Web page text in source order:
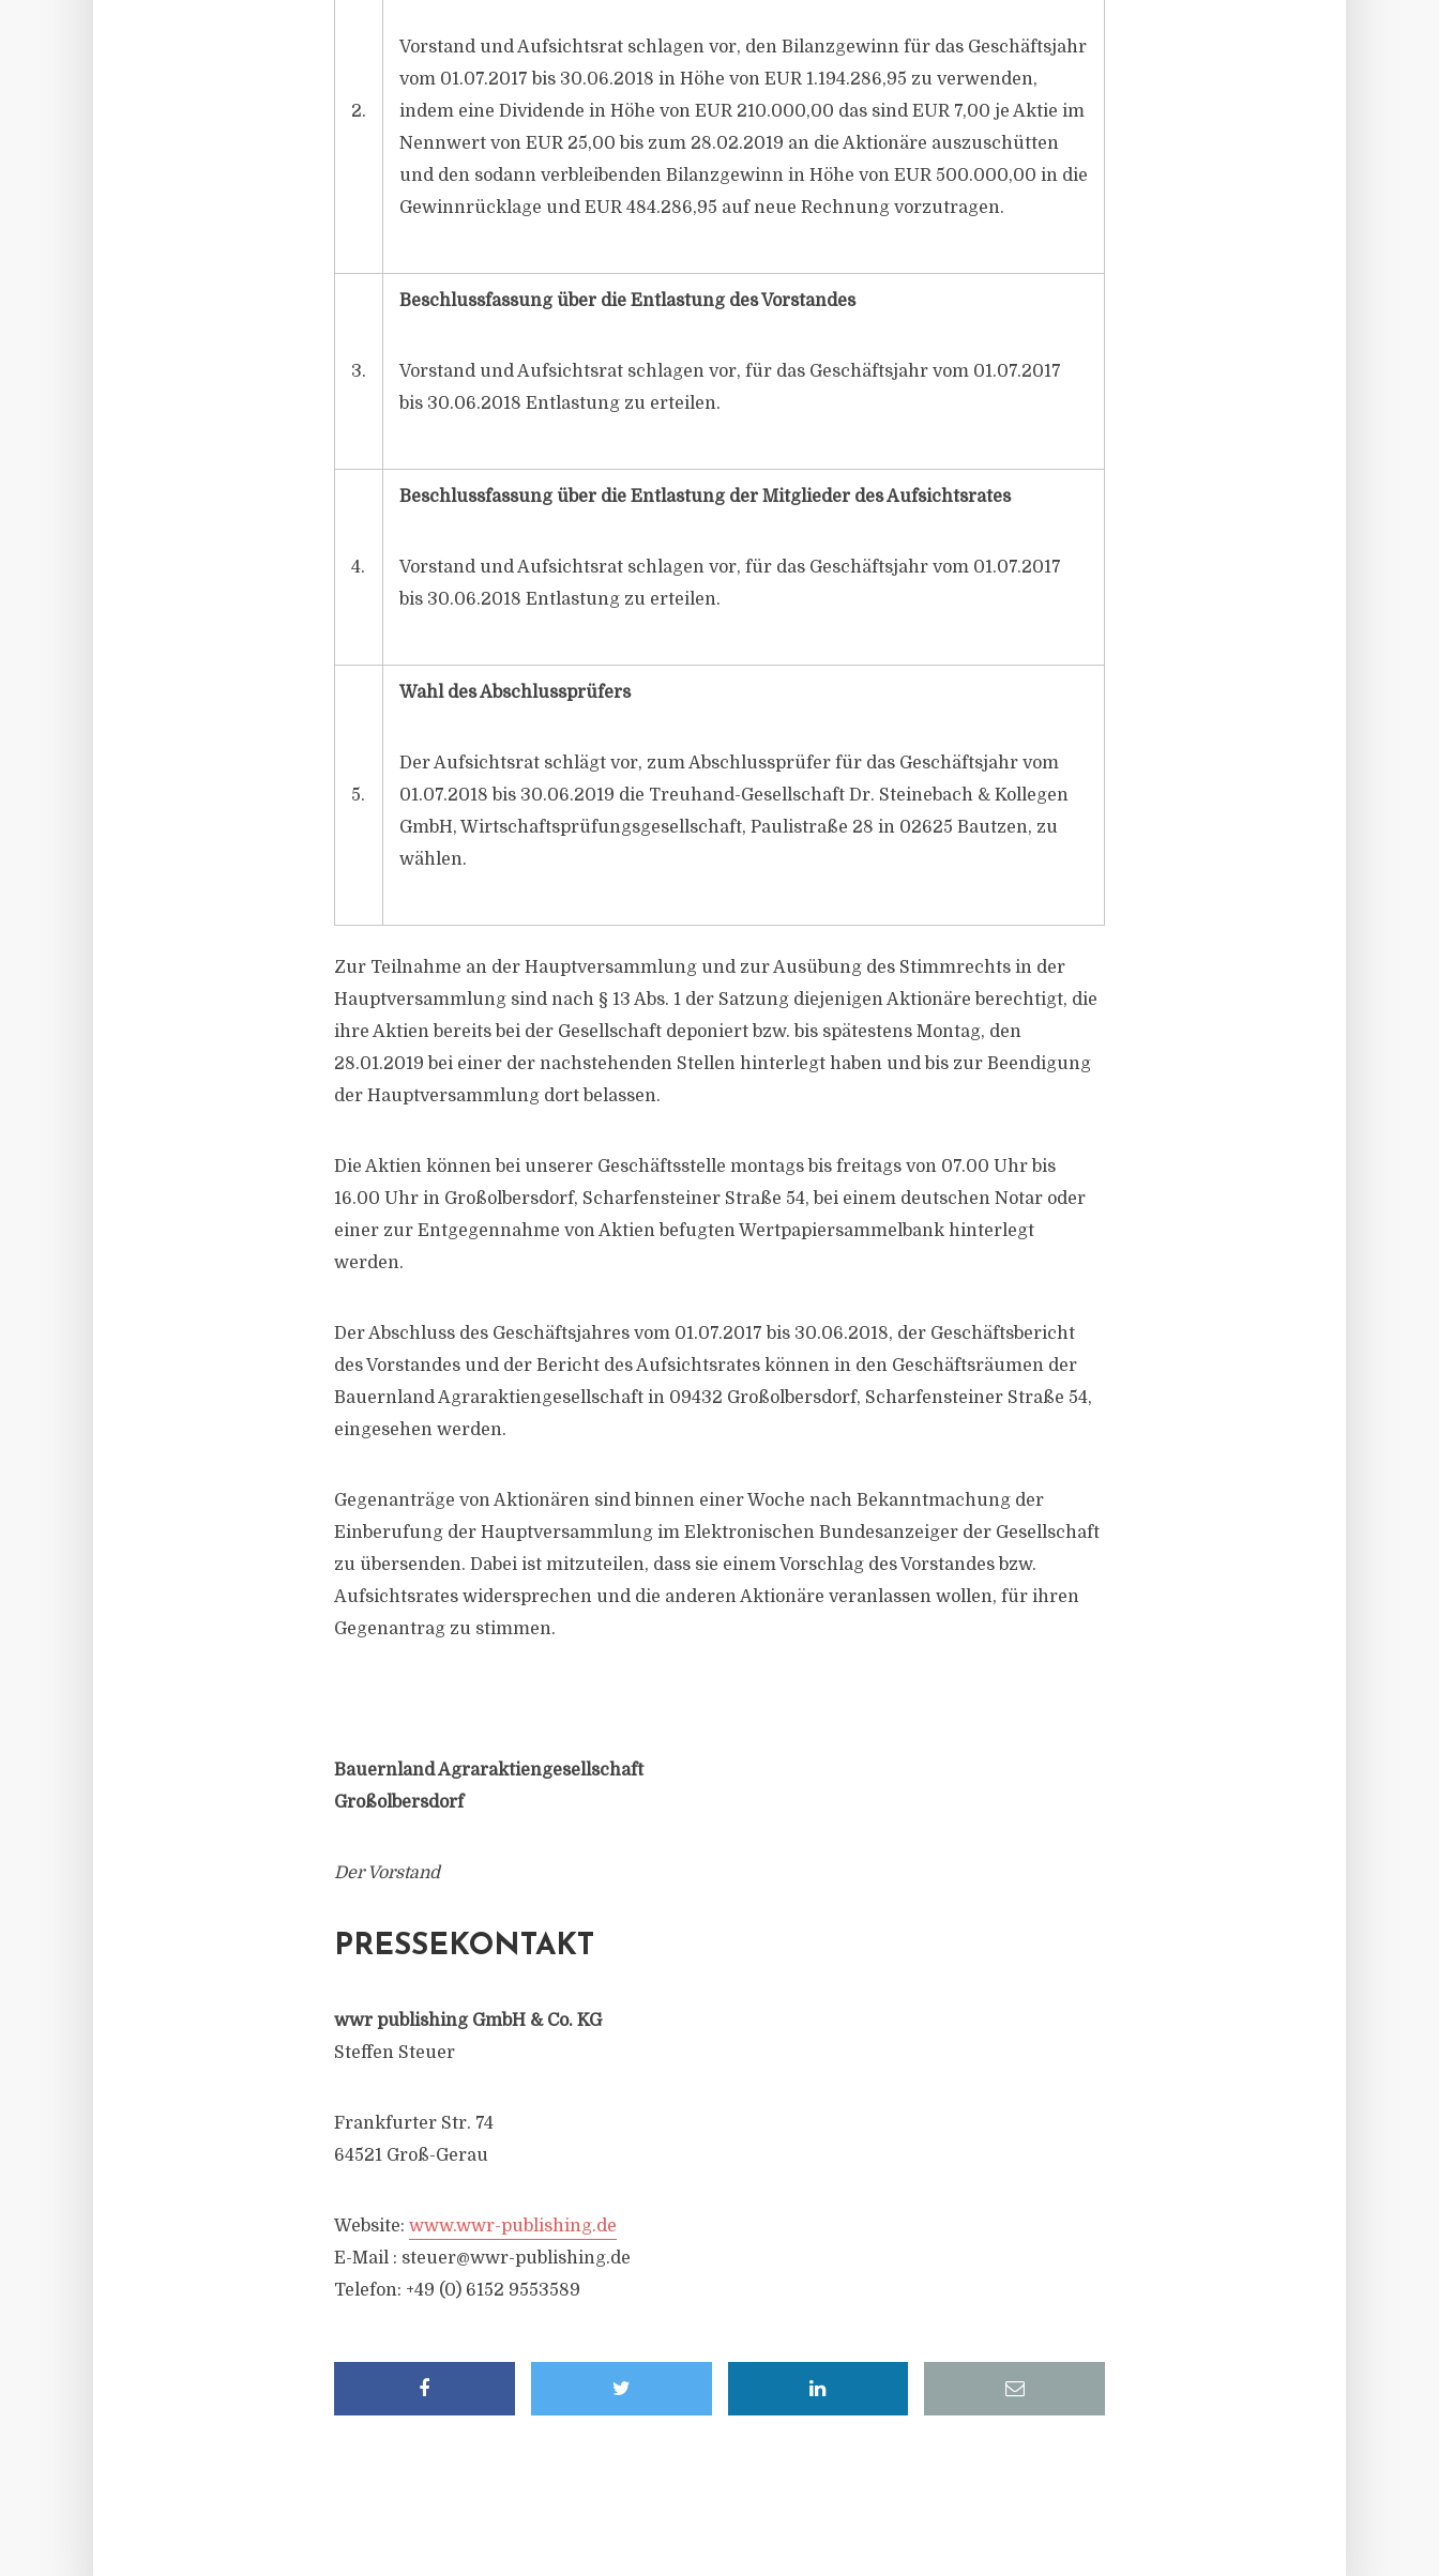
2.
Vorstand und Aufsichtsrat schlagen vor, den Bilanzgewinn für das Geschäftsjahr
vom 01.07.2017 bis 30.06.2018 in Höhe von EUR 1.194.286,95 zu verwenden,
indem eine Dividende in Höhe von EUR 210.000,00 das sind EUR 7,00 je Aktie im
Nennwert von EUR 25,00 bis zum 28.02.2019 an die Aktionäre auszuschütten
und den sodann verbleibenden Bilanzgewinn in Höhe von EUR 500.000,00 in die
Gewinnrücklage und EUR 484.286,95 auf neue Rechnung vorzutragen.
3.
Beschlussfassung über die Entlastung des Vorstandes
Vorstand und Aufsichtsrat schlagen vor, für das Geschäftsjahr vom 01.07.2017
bis 30.06.2018 Entlastung zu erteilen.
4.
Beschlussfassung über die Entlastung der Mitglieder des Aufsichtsrates
Vorstand und Aufsichtsrat schlagen vor, für das Geschäftsjahr vom 01.07.2017
bis 30.06.2018 Entlastung zu erteilen.
5.
Wahl des Abschlussprüfers
Der Aufsichtsrat schlägt vor, zum Abschlussprüfer für das Geschäftsjahr vom
01.07.2018 bis 30.06.2019 die Treuhand-Gesellschaft Dr. Steinebach & Kollegen
GmbH, Wirtschaftsprüfungsgesellschaft, Paulistraße 28 in 02625 Bautzen, zu
wählen.
Zur Teilnahme an der Hauptversammlung und zur Ausübung des Stimmrechts in der
Hauptversammlung sind nach § 13 Abs. 1 der Satzung diejenigen Aktionäre berechtigt, die
ihre Aktien bereits bei der Gesellschaft deponiert bzw. bis spätestens Montag, den
28.01.2019 bei einer der nachstehenden Stellen hinterlegt haben und bis zur Beendigung
der Hauptversammlung dort belassen.
Die Aktien können bei unserer Geschäftsstelle montags bis freitags von 07.00 Uhr bis
16.00 Uhr in Großolbersdorf, Scharfensteiner Straße 54, bei einem deutschen Notar oder
einer zur Entgegennahme von Aktien befugten Wertpapiersammelbank hinterlegt
werden.
Der Abschluss des Geschäftsjahres vom 01.07.2017 bis 30.06.2018, der Geschäftsbericht
des Vorstandes und der Bericht des Aufsichtsrates können in den Geschäftsräumen der
Bauernland Agraraktiengesellschaft in 09432 Großolbersdorf, Scharfensteiner Straße 54,
eingesehen werden.
Gegenanträge von Aktionären sind binnen einer Woche nach Bekanntmachung der
Einberufung der Hauptversammlung im Elektronischen Bundesanzeiger der Gesellschaft
zu übersenden. Dabei ist mitzuteilen, dass sie einem Vorschlag des Vorstandes bzw.
Aufsichtsrates widersprechen und die anderen Aktionäre veranlassen wollen, für ihren
Gegenantrag zu stimmen.
Bauernland Agraraktiengesellschaft
Großolbersdorf
Der Vorstand
PRESSEKONTAKT
wwr publishing GmbH & Co. KG
Steffen Steuer
Frankfurter Str. 74
64521 Groß-Gerau
Website: www.wwr-publishing.de
E-Mail : steuer@wwr-publishing.de
Telefon: +49 (0) 6152 9553589